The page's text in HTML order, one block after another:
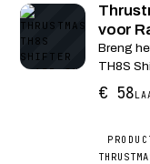
voor
Breng
TH8S
de
niveau.
€ 58